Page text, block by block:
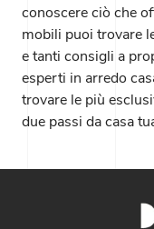
conoscere ciò che
mobili puoi trovare
e tanti consigli a
esperti in arredo
trovare le più
due passi da casa